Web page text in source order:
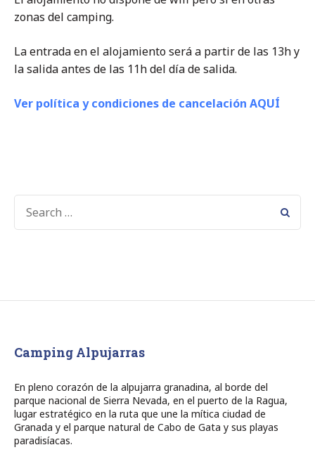
zonas del camping.
La entrada en el alojamiento será a partir de las 13h y
la salida antes de las 11h del día de salida.
Ver política y condiciones de cancelación AQUÍ
SEARCH
FOR:
Camping Alpujarras
En pleno corazón de la alpujarra granadina, al borde del
parque nacional de Sierra Nevada, en el puerto de la Ragua,
lugar estratégico en la ruta que une la mítica ciudad de
Granada y el parque natural de Cabo de Gata y sus playas
paradisíacas.